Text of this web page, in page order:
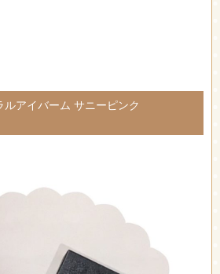
ルアイバーム サニーピンク